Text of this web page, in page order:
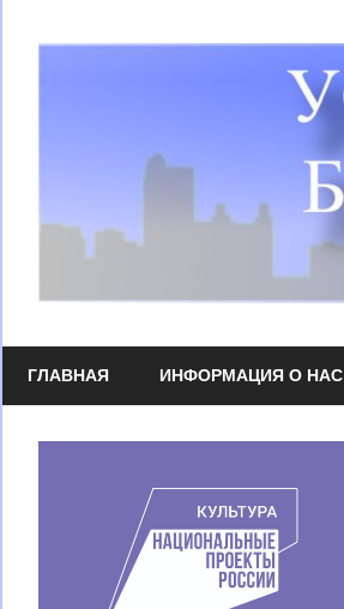
МБУК
УЦБС
библиотечная
ГЛАВНАЯ ИНФОРМАЦИЯ О НАС